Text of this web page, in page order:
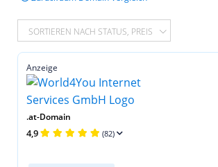
SORTIEREN NACH STATUS, PREIS
Anzeige
.at-Domain
4,9 (82)